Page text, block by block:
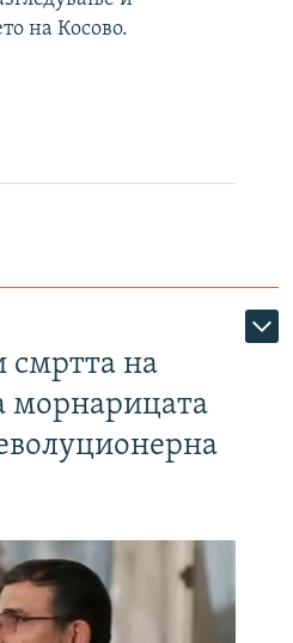
на Косово.
смртта на
морнарицата